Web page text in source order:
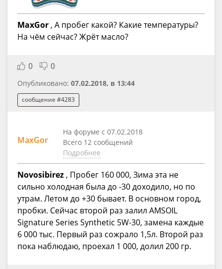
MaxGor , А пробег какой? Какие температуры?
На чём сейчас? Жрёт масло?
0 0
Опубликовано: 07.02.2018, в 13:44
сообщение #4283
MaxGor
На форуме с 07.02.2018
Всего 12 сообщений
Подробнее
Novosibirez , Пробег 160 000, Зима эта не
сильно холодная была до -30 доходило, но по
утрам. Летом до +30 бывает. В основном город,
пробки. Сейчас второй раз залил AMSOIL
Signature Series Synthetic 5W-30, замена каждые
6 000 тыс. Первый раз сожрало 1,5л. Второй раз
пока наблюдаю, проехал 1 000, долил 200 гр.